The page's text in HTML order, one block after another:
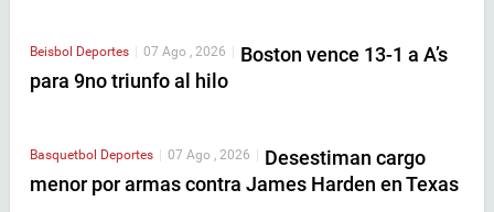
Beisbol Deportes | 07 Ago , 2026 | Boston vence 13-1 a A’s
para 9no triunfo al hilo
Basquetbol Deportes 07 Ago , 2026
Desestiman cargo
menor por armas contra James Harden en Texas